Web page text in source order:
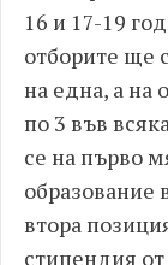
16 и 17-19
отборите ще
на една, а на
по 3 във
се на първо
образование
втора
стипендия от